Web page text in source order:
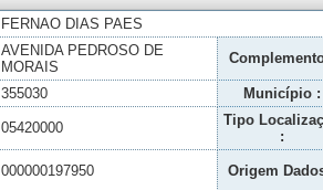
FERNAO DIAS PAES
AVENIDA PEDROSO DE
MORAIS
355030 Município :
05420000
Tipo
:
000000197950 Origem